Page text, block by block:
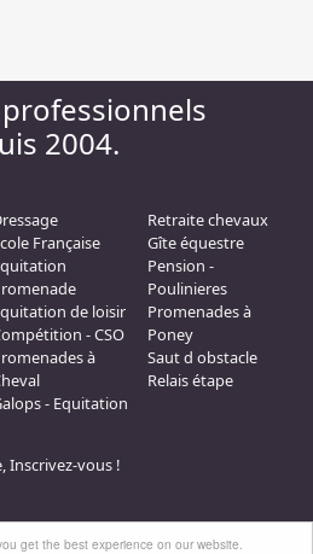
get the best experience on our website.
2004.
Française
de loisir
- CSO
à
- Equitation
Retraite chevaux
Gîte équestre
Pension -
Poulinieres
Promenades à
Poney
Saut d obstacle
Relais étape
Inscrivez-vous !